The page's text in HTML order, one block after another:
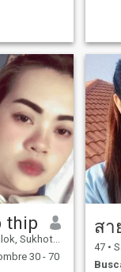
thip
Tailandia
30 - 70
สา
47 •